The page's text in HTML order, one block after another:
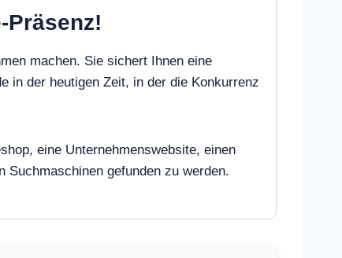
machen. Sie sichert Ihnen eine
in der heutigen Zeit, in der die Konkurrenz
eine Unternehmenswebsite, einen
Suchmaschinen gefunden zu werden.